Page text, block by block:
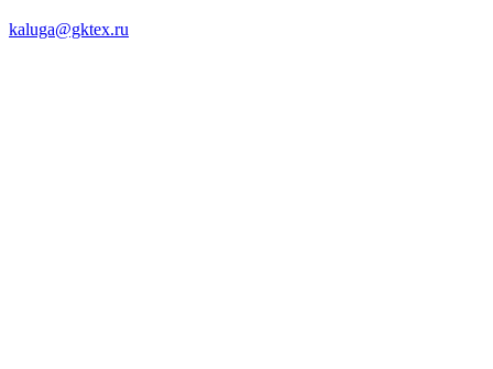
kaluga@gktex.ru